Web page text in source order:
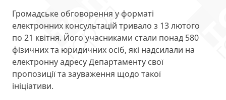
Громадське обговорення у форматі
електронних консультацій тривало з 13 лютого
по 21 квітня. Його учасниками стали понад 580
фізичних та юридичних осіб, які надсилали на
електронну адресу Департаменту свої
пропозиції та зауваження щодо такої
ініціативи.